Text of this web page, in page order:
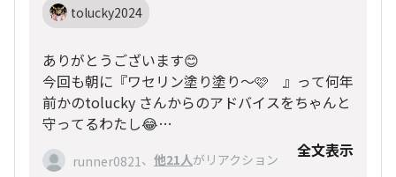
tolucky2024
ありがとうございます😊
今回も朝に『ワセリン塗り塗り〜🩷 』って何年
前かのtolucky さんからのアドバイスをちゃんと
守ってるわたし😂
いつか、この成長した姿を見せたいです😤
ホノルル来年は会えるかなぁ😅😅
runner0821 、 他21人がリアクション 全文表示